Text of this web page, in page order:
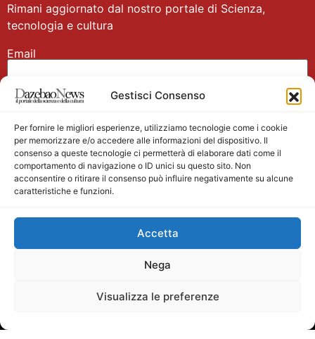
Gestisci Consenso
Per fornire le migliori esperienze, utilizziamo tecnologie come i cookie
per memorizzare e/o accedere alle informazioni del dispositivo. Il
consenso a queste tecnologie ci permetterà di elaborare dati come il
comportamento di navigazione o ID unici su questo sito. Non
acconsentire o ritirare il consenso può influire negativamente su alcune
caratteristiche e funzioni.
Accetta
Nega
Visualizza le preferenze
Rimani aggiornato dal nostro portale di Scienza,
tecnologia e cultura
Email
Nome
Main partner
Testata giornalistica registrata presso il Tribunale di